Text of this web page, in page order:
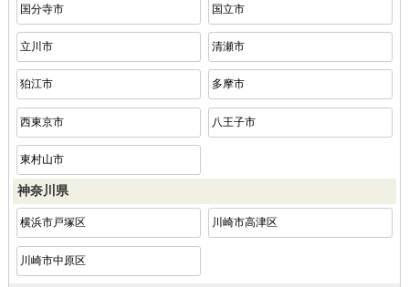
国分寺市 国立市
立川市 清瀬市
狛江市 多摩市
西東京市 八王子市
東村山市
神奈川県
横浜市戸塚区 川崎市高津区
川崎市中原区